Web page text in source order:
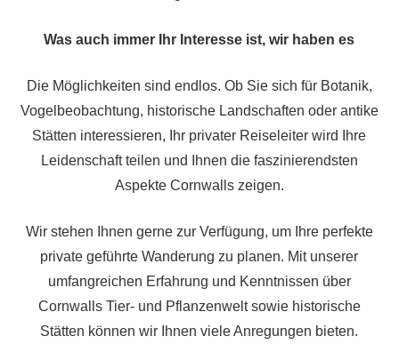
Was auch immer Ihr Interesse ist, wir haben es
Die Möglichkeiten sind endlos. Ob Sie sich für Botanik,
Vogelbeobachtung, historische Landschaften oder antike
Stätten interessieren, Ihr privater Reiseleiter wird Ihre
Leidenschaft teilen und Ihnen die faszinierendsten
Aspekte Cornwalls zeigen.
Wir stehen Ihnen gerne zur Verfügung, um Ihre perfekte
private geführte Wanderung zu planen. Mit unserer
umfangreichen Erfahrung und Kenntnissen über
Cornwalls Tier- und Pflanzenwelt sowie historische
Stätten können wir Ihnen viele Anregungen bieten.